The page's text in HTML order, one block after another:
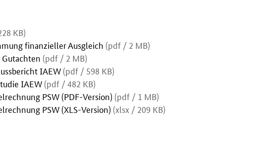
KB)
finanzieller Ausgleich (pdf / 2 MB)
(pdf / 2 MB)
IAEW (pdf / 598 KB)
IAEW (pdf / 482 KB)
PSW (PDF-Version) (pdf / 1 MB)
PSW (XLS-Version) (xlsx / 209 KB)